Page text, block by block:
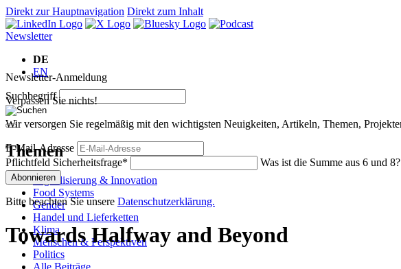
Direkt zur Hauptnavigation Direkt zum Inhalt
Newsletter
DE
EN
Suchbegriff
Themen
Digitalisierung & Innovation
Food Systems
Gender
Handel und Lieferketten
Klima
Menschen & Perspektiven
Politics
Alle Beiträge
Newsletter-Anmeldung
Verpassen Sie nichts!
Wir versorgen Sie regelmäßig mit den wichtigsten Neuigkeiten, Artikeln, Themen,
E-Mail-Adresse
Pflichtfeld Sicherheitsfrage* Was ist die Summe aus 6 und 8?
Abonnieren
Bitte beachten Sie unsere Datenschutzerklärung.
Towards Halfway and Beyond